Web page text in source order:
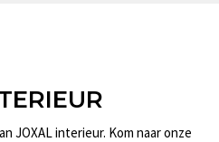
JOXAL interieur. Kom naar onze